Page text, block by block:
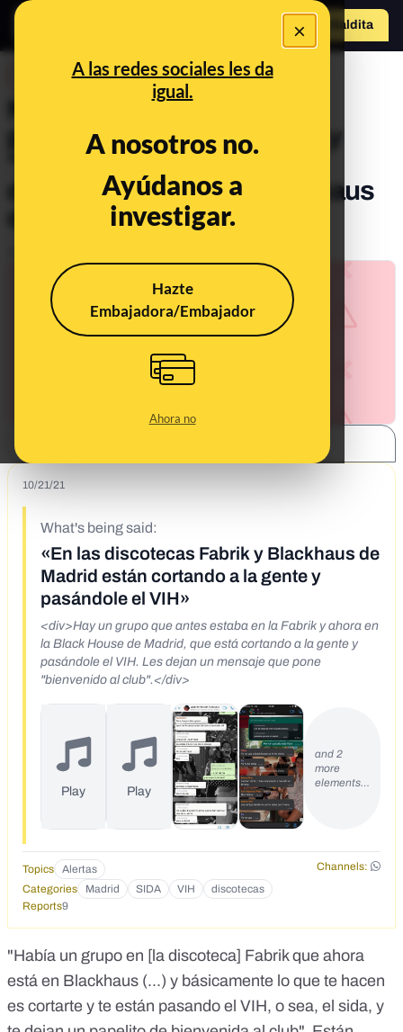
×
A las redes sociales les da
igual.
A nosotros no.
Ayúdanos a
investigar.
Hazte
Embajadora/Embajador
Ahora no
Hazte Maldito
No, no hay un grupo de
personas haciendo cortes y
"pasando el VIH" en las
discotecas Fabrik y Blackhaus
de Madrid
10/21/21
What's being said:
«En las discotecas Fabrik y Blackhaus de
Madrid están cortando a la gente y
pasándole el VIH»
<div>Hay un grupo que antes estaba en la Fabrik y ahora en
la Black House de Madrid, que está cortando a la gente y
pasándole el VIH. Les dejan un mensaje que pone
"bienvenido al club".</div>
Play Play
and 2
more
elements…
Topics Alertas
Channels:
Categories
Madrid SIDA VIH
discotecas
Reports9
"Había un grupo en [la discoteca] Fabrik que ahora
está en Blackhaus (...) y básicamente lo que te hacen
es cortarte y te están pasando el VIH, o sea, el sida, y